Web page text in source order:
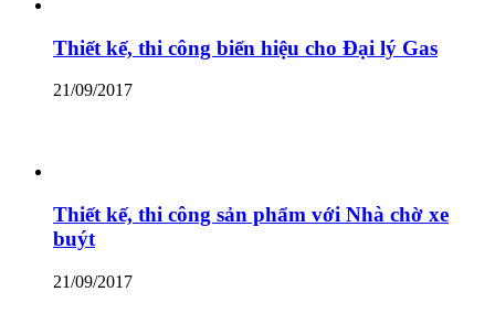
Thiết kế, thi công biển hiệu cho Đại lý Gas
21/09/2017
Thiết kế, thi công sản phẩm với Nhà chờ xe
buýt
21/09/2017